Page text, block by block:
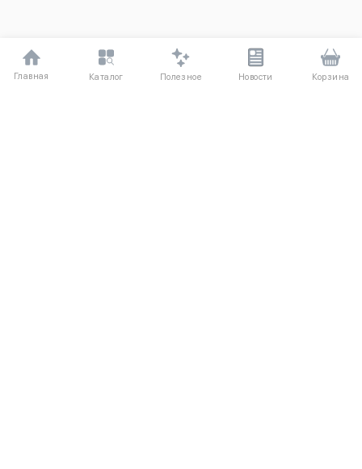
Главная Каталог Полезное Новости Корзина